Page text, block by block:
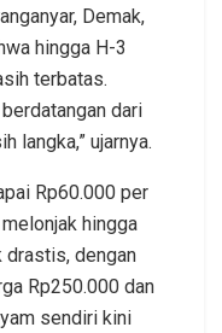
Demak,
hingga H-3
terbatas.
dari
langka,” ujarnya.
Rp60.000 per
hingga
drastis, dengan
Rp250.000 dan
sendiri kini